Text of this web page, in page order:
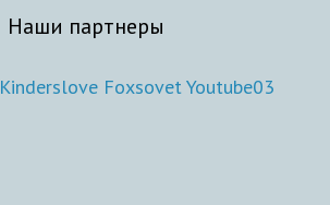
Наши партнеры
Kinderslove Foxsovet Youtube03